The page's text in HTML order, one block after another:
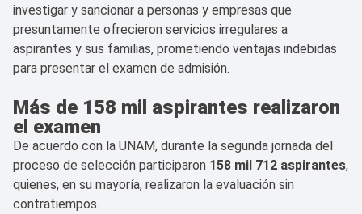
investigar y sancionar a personas y empresas que
presuntamente ofrecieron servicios irregulares a
aspirantes y sus familias, prometiendo ventajas indebidas
para presentar el examen de admisión.
Más de 158 mil aspirantes realizaron
el examen
De acuerdo con la UNAM, durante la segunda jornada del
proceso de selección participaron 158 mil 712 aspirantes,
quienes, en su mayoría, realizaron la evaluación sin
contratiempos.